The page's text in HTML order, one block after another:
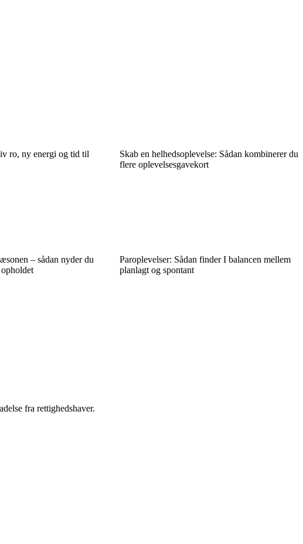
ro, ny energi og tid til
Skab en helhedsoplevelse: Sådan kombinerer du
flere oplevelsesgavekort
– sådan nyder du
Paroplevelser: Sådan finder I balancen mellem
planlagt og spontant
fra rettighedshaver.